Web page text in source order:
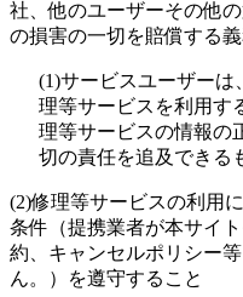
社、他のユーザーその他
の損害の一切を賠償する
(1)サービスユーザーは
理等サービスを利用す
理等サービスの情報の
切の責任を追及できる
(2)修理等サービスの利用
条件（提携業者が本サイ
約、キャンセルポリシー
ん。）を遵守すること